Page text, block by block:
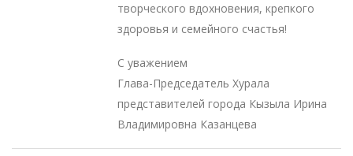
творческого вдохновения, крепкого
здоровья и семейного счастья!
С уважением
Глава-Председатель Хурала
представителей города Кызыла Ирина
Владимировна Казанцева